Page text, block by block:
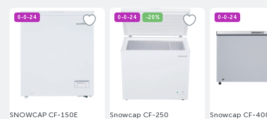
0-0-24
SNOWCAP CF-150E
0-0-24 -20%
Snowcap CF-250
0-0-24
Snowcap CF-